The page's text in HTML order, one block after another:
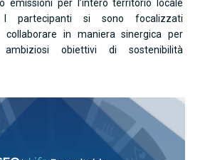
emissioni per l’intero territorio locale
partecipanti si sono focalizzati
collaborare in maniera sinergica per
obiettivi di sostenibilità